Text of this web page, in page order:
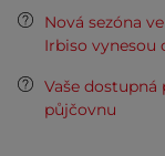
Nová sezóna
Irbiso vynesou
Vaše dostupná
půjčovnu